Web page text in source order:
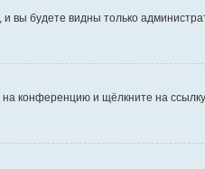
, и вы будете видны только
на конференцию и щёлкните на ссылку